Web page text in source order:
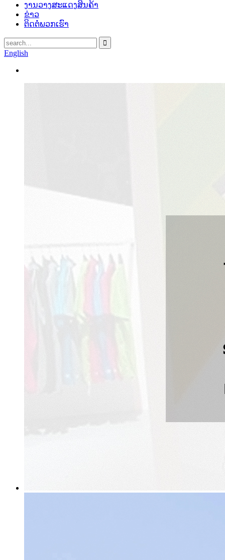
ງານວາງສະແດງສິນຄ້າ
ຂ່າວ
ຕິດຕໍ່ພວກເຮົາ
English